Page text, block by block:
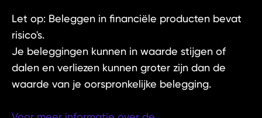
Let op: Beleggen in financiële producten bevat
risico's.
Je beleggingen kunnen in waarde stijgen of
dalen en verliezen kunnen groter zijn dan de
waarde van je oorspronkelijke belegging.